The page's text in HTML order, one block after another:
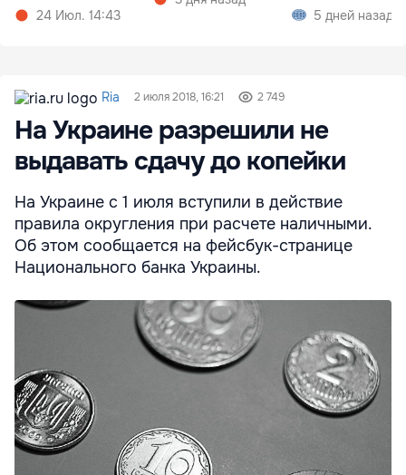
зависимостью
24 Июл. 14:43
студентов
5 дней назад
Ria 2 июля 2018, 16:21 2 749
На Украине разрешили не
выдавать сдачу до копейки
На Украине с 1 июля вступили в действие
правила округления при расчете наличными.
Об этом сообщается на фейсбук-странице
Национального банка Украины.